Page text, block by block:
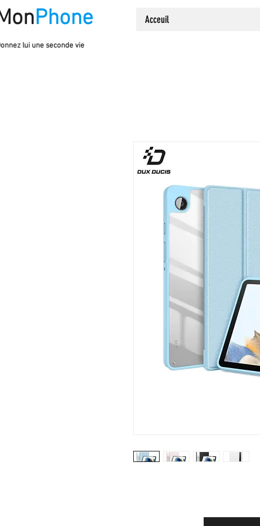
Phone Acceuil
lui une seconde vie